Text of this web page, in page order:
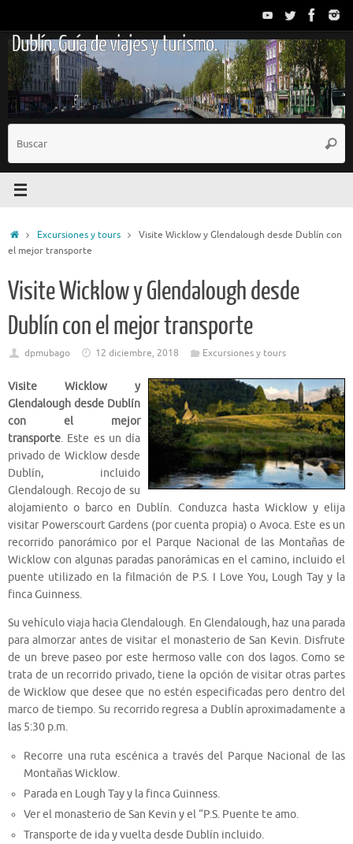
contenido
Dublín. Guía de viajes y turismo.
InicioExcursiones y tours
Visite Wicklow y Glendalough desde Dublín con
el mejor transporte
Visite Wicklow y Glendalough desde
Dublín con el mejor transporte
dpmubago 12 diciembre, 2018 Excursiones y tours
Visite Wicklow y
Glendalough desde Dublín
con el mejor
transporte. Este es un día
privado de Wicklow desde
Dublín, incluido
Glendalough. Recojo de su
alojamiento o barco en Dublín. Conduzca hasta Wicklow y elija
visitar Powerscourt Gardens (por cuenta propia) o Avoca. Este es un
recorrido panorámico por el Parque Nacional de las Montañas de
Wicklow con algunas paradas panorámicas en el camino, incluido el
puente utilizado en la filmación de P.S. I Love You, Lough Tay y la
finca Guinness.
Su vehículo viaja hacia Glendalough. En Glendalough, haz una parada
para almorzar antes de visitar el monasterio de San Kevin. Disfrute
de un breve paseo por este hermoso valle con dos lagos. Como se
trata de un recorrido privado, tiene la opción de visitar otras partes
de Wicklow que desee que no estén especificadas pero dentro del
marco de tiempo. Su recorrido regresa a Dublín aproximadamente a
las 5:30 p.m.
Recorre una ruta escénica a través del Parque Nacional de las
Montañas Wicklow.
Parada en Lough Tay y la finca Guinness.
Ver el monasterio de San Kevin y el “P.S. Puente te amo.
Transporte de ida y vuelta desde Dublín incluido.